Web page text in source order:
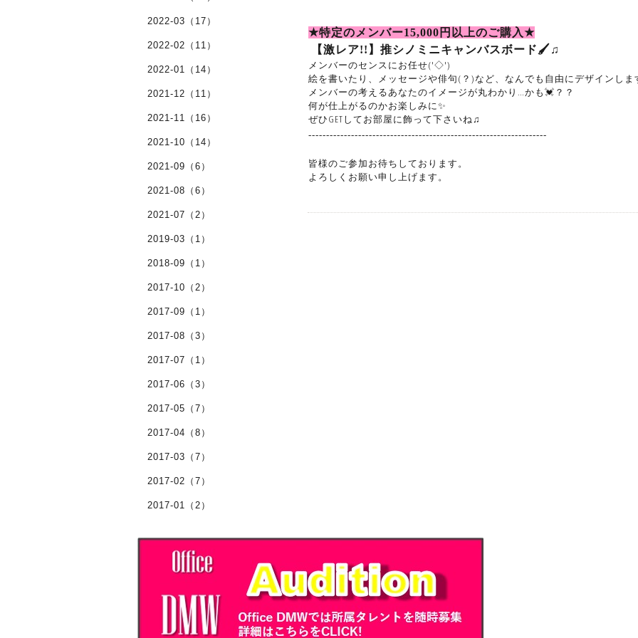
★特定のメンバー15,000 円以上のご購入★
【激レア!! 】推シノミニキャンバスボード🖌♫
メンバーのセンスにお任せ('◇')ゞ
絵を書いたり、メッセージや俳句(？)など、なんでも自由にデザインしま
メンバーの考えるあなたのイメージが丸わかり…かも💓？？
何が仕上がるのかお楽しみに✨
ぜひGETしてお部屋に飾って下さいね♫
-------------------------------------------------------------------
皆様のご参加お待ちしております。
よろしくお願い申し上げます。
2022-03（17）
2022-02（11）
2022-01（14）
2021-12（11）
2021-11（16）
2021-10（14）
2021-09（6）
2021-08（6）
2021-07（2）
2019-03（1）
2018-09（1）
2017-10（2）
2017-09（1）
2017-08（3）
2017-07（1）
2017-06（3）
2017-05（7）
2017-04（8）
2017-03（7）
2017-02（7）
2017-01（2）